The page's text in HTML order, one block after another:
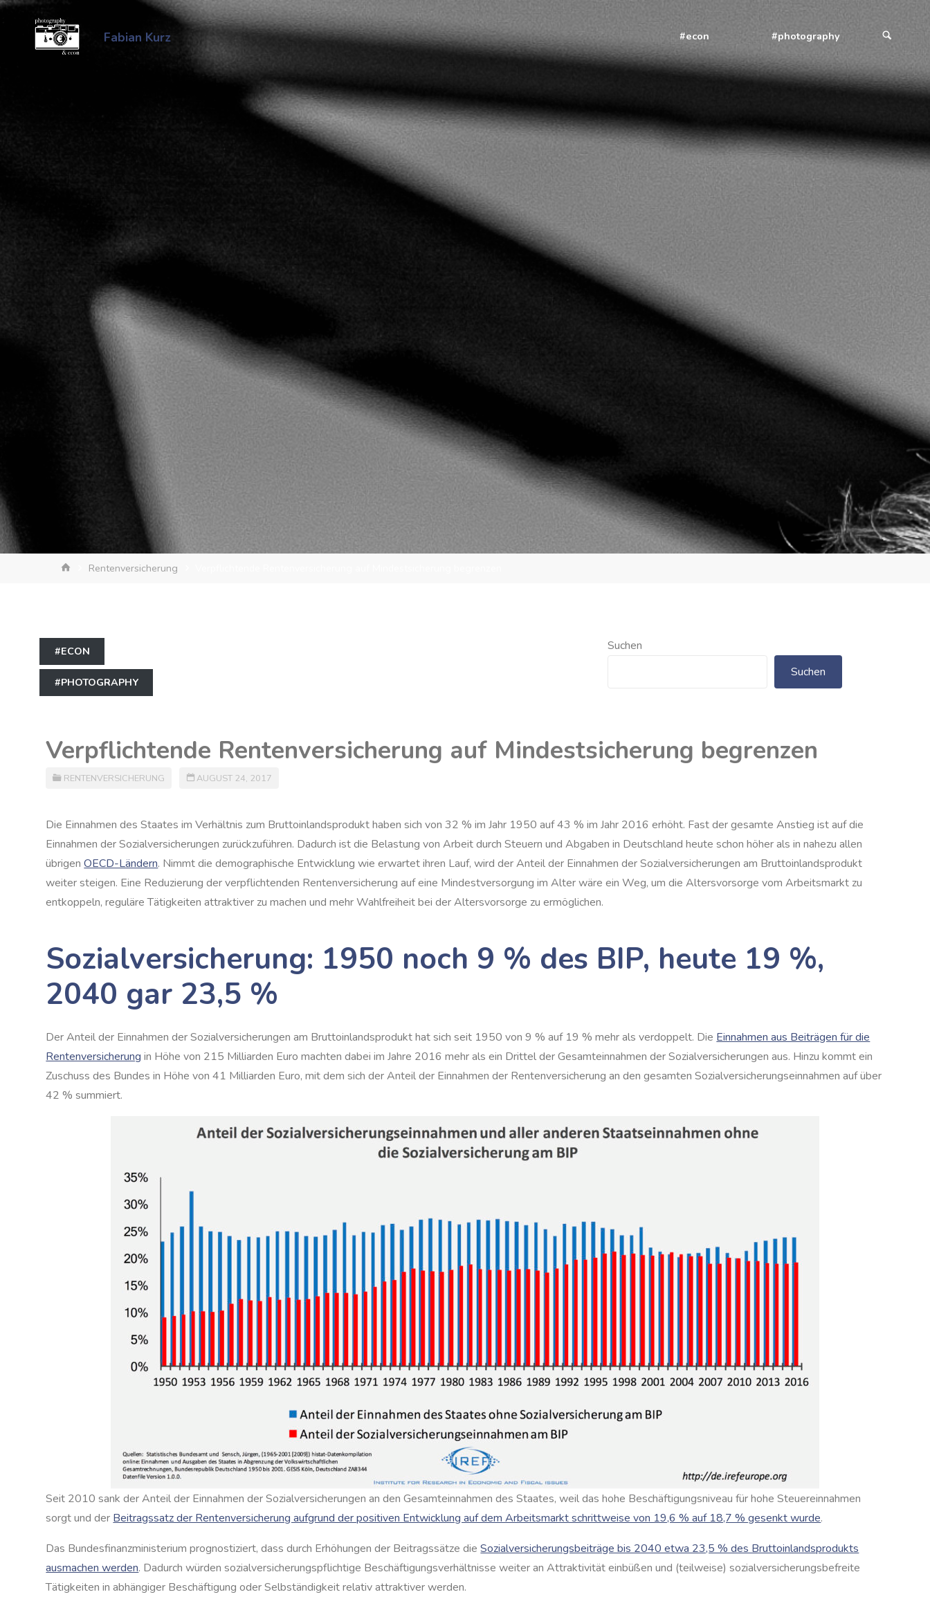
Zum
springen
Fabian Kurz #econ #photography
StartRentenversicherung
#ECON
#PHOTOGRAPHY
Suchen
Suchen
Verpflichtende Rentenversicherung auf Mindestsicherung begrenzen
RENTENVERSICHERUNG AUGUST 24, 2017
Die Einnahmen des Staates im Verhältnis zum Bruttoinlandsprodukt haben sich von 32 % im Jahr 1950 auf 43 % im Jahr 2016 erhöht. Fast der gesamte Anstieg ist auf die
Einnahmen der Sozialversicherungen zurückzuführen. Dadurch ist die Belastung von Arbeit durch Steuern und Abgaben in Deutschland heute schon höher als in nahezu allen
übrigenOECD-Ländern. Nimmt die demographische Entwicklung wie erwartet ihren Lauf, wird der Anteil der Einnahmen der Sozialversicherungen am Bruttoinlandsprodukt
weiter steigen. Eine Reduzierung der verpflichtenden Rentenversicherung auf eine Mindestversorgung im Alter wäre ein Weg, um die Altersvorsorge vom Arbeitsmarkt zu
entkoppeln, reguläre Tätigkeiten attraktiver zu machen und mehr Wahlfreiheit bei der Altersvorsorge zu ermöglichen.
Sozialversicherung: 1950 noch 9 % des BIP, heute 19 %,
2040 gar 23,5 %
Der Anteil der Einnahmen der Sozialversicherungen am Bruttoinlandsprodukt hat sich seit 1950 von 9 % auf 19 % mehr als verdoppelt. Die Einnahmen aus Beiträgen für die
Rentenversicherung in Höhe von 215 Milliarden Euro machten dabei im Jahre 2016 mehr als ein Drittel der Gesamteinnahmen der Sozialversicherungen aus. Hinzu kommt ein
Zuschuss des Bundes in Höhe von 41 Milliarden Euro, mit dem sich der Anteil der Einnahmen der Rentenversicherung an den gesamten Sozialversicherungseinnahmen auf über
42 % summiert.
Seit 2010 sank der Anteil der Einnahmen der Sozialversicherungen an den Gesamteinnahmen des Staates, weil das hohe Beschäftigungsniveau für hohe Steuereinnahmen
sorgt und der Beitragssatz der Rentenversicherung aufgrund der positiven Entwicklung auf dem Arbeitsmarkt schrittweise von 19,6 % auf 18,7 % gesenkt wurde.
Das Bundesfinanzministerium prognostiziert, dass durch Erhöhungen der Beitragssätze dieSozialversicherungsbeiträge bis 2040 etwa 23,5 % des Bruttoinlandsprodukts
ausmachen werden. Dadurch würden sozialversicherungspflichtige Beschäftigungsverhältnisse weiter an Attraktivität einbüßen und (teilweise) sozialversicherungsbefreite
Tätigkeiten in abhängiger Beschäftigung oder Selbständigkeit relativ attraktiver werden.